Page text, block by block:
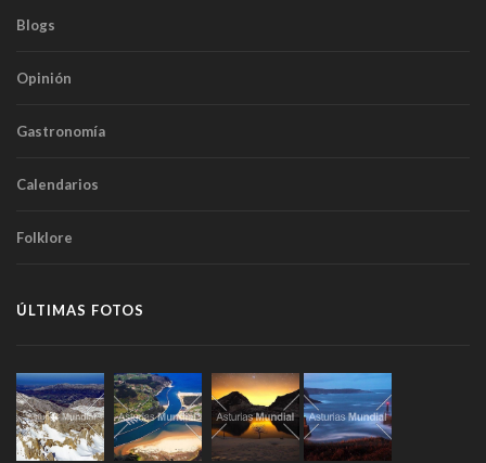
Blogs
Opinión
Gastronomía
Calendarios
Folklore
ÚLTIMAS FOTOS